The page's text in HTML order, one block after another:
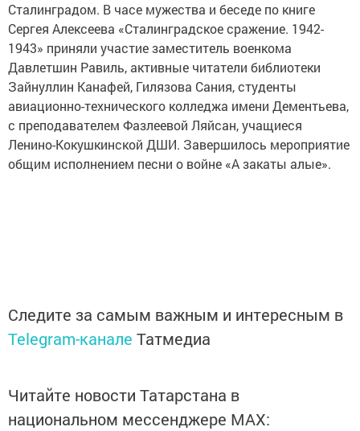
Сталинградом. В часе мужества и беседе по книге
Сергея Алексеева «Сталинградское сражение. 1942-
1943» приняли участие заместитель военкома
Давлетшин Равиль, активные читатели библиотеки
Зайнуллин Канафей, Гилязова Сания, студенты
авиационно-технического колледжа имени Дементьева,
с преподавателем Фазлеевой Ляйсан, учащиеся
Ленино-Кокушкинской ДШИ. Завершилось мероприятие
общим исполнением песни о войне «А закаты алые».
Следите за самым важным и интересным в
Telegram-канале Татмедиа
Читайте новости Татарстана в
национальном мессенджере MАХ: